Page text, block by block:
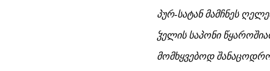
პურ-სატან მამჩნეს
ჴელის საპონი
მომხყვებოდ